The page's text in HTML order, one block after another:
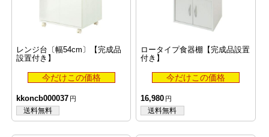
レンジ台〔幅54cm〕【完成品
設置付き】
kkoncb000037
ロータイプ食器棚【完成品設置
付き】
16,980